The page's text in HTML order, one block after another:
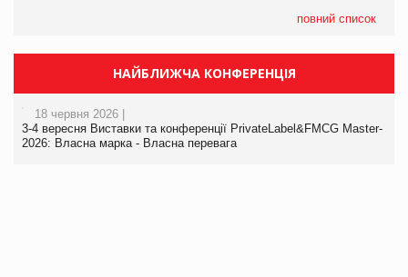
повний список
НАЙБЛИЖЧА КОНФЕРЕНЦІЯ
18 червня 2026 |
3-4 вересня Виставки та конференції PrivateLabel&FMCG Master-
2026: Власна марка - Власна перевага